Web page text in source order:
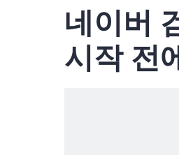
네이버
시작 전